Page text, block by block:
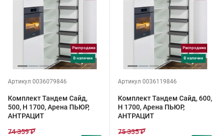
Распродажа
в наличии
Артикул 0036079846
Комплект Тандем Сайд,
500, H 1700, Арена ПЬЮР,
АНТРАЦИТ
74 359 ₽
Распродажа
в наличии
Артикул 0036119846
Комплект Тандем Сайд, 600,
H 1700, Арена ПЬЮР,
АНТРАЦИТ
75 335 ₽